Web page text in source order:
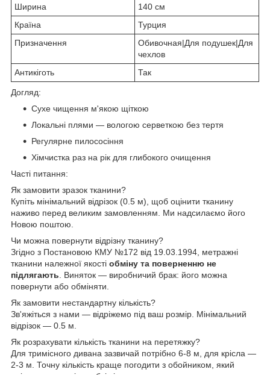
Ширина
140 см
Країна
Турция
Призначення
Обивочная|Для подушек|Для
чехлов
Антикіготь
Так
Догляд:
Сухе чищення м'якою щіткою
Локальні плями — вологою серветкою без тертя
Регулярне пилососіння
Хімчистка раз на рік для глибокого очищення
Часті питання:
Як замовити зразок тканини?
Купіть мінімальний відрізок (0.5 м), щоб оцінити тканину
наживо перед великим замовленням. Ми надсилаємо його
Новою поштою.
Чи можна повернути відрізну тканину?
Згідно з Постановою КМУ №172 від 19.03.1994, метражні
тканини належної якості обміну та поверненню не
підлягають . Виняток — виробничий брак: його можна
повернути або обміняти.
Як замовити нестандартну кількість?
Зв'яжіться з нами — відріжемо під ваш розмір. Мінімальний
відрізок — 0.5 м.
Як розрахувати кількість тканини на перетяжку?
Для тримісного дивана зазвичай потрібно 6-8 м, для крісла —
2-3 м. Точну кількість краще погодити з обойником, який